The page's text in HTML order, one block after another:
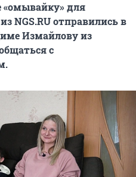
«омывайку» для
NGS.RUотправились в
Измайлову из
с